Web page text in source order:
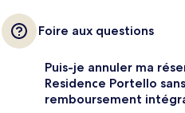
Foire aux questions
Puis-je annuler ma
Residence Portello
remboursement